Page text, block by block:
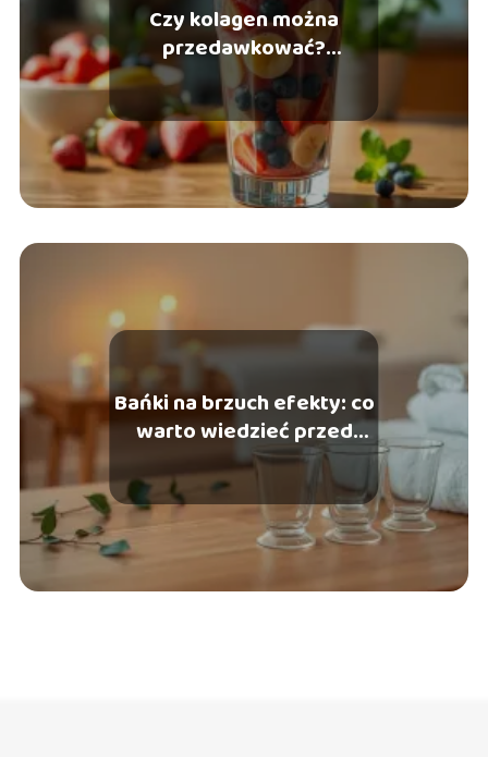
Czy kolagen można
przedawkować?
Odpowiadamy na
najważniejsze pytania
Bańki na brzuch efekty: co
warto wiedzieć przed
zabiegiem?